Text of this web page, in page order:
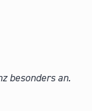
besonders an.